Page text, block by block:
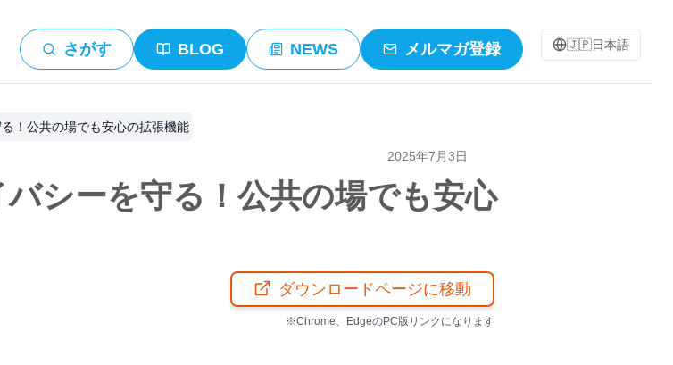
さがす BLOG NEWS メルマガ登録 🇯🇵日本語
！公共の場でも安心の拡張機能
2025年7月3日
シーを守る！公共の場でも安心
ダウンロードページに移動
※Chrome、EdgeのPC版リンクになります